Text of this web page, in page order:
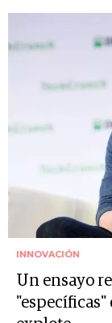
INNOVACIÓN
Un ensayo
"específicas"